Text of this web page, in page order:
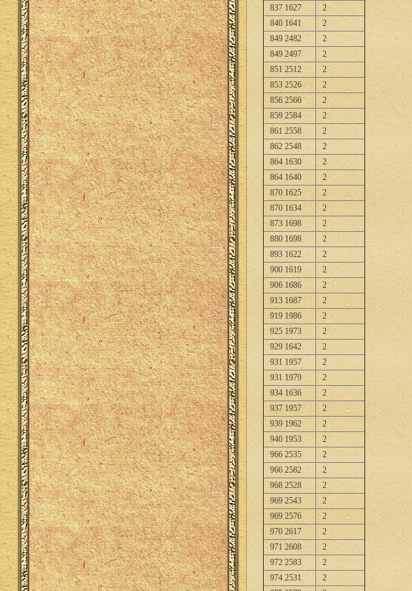
837 1627
2
840 1641
2
849 2482
2
849 2497
2
851 2512
2
853 2526
2
856 2566
2
859 2584
2
861 2558
2
862 2548
2
864 1630
2
864 1640
2
870 1625
2
870 1634
2
873 1698
2
880 1698
2
893 1622
2
900 1619
2
906 1686
2
913 1687
2
919 1986
2
925 1973
2
929 1642
2
931 1957
2
931 1979
2
934 1636
2
937 1957
2
939 1962
2
940 1953
2
966 2535
2
966 2582
2
968 2528
2
969 2543
2
969 2576
2
970 2617
2
971 2608
2
972 2583
2
974 2531
2